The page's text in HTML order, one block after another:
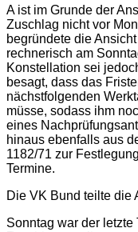
A ist im Grunde der
Zuschlag nicht vor
begründete die
rechnerisch am
Konstellation sei
besagt, dass das
nächstfolgenden
müsse, sodass ihm
eines
hinaus ebenfalls aus
1182/71 zur
Termine.
Die VK Bund teilte die
Sonntag war der letzte